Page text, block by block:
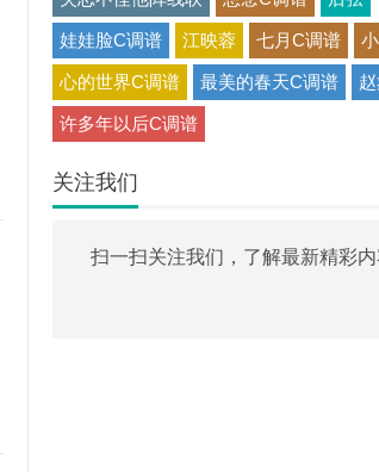
娃娃脸C调谱 江映蓉 七月C调谱
心的世界C调谱 最美的春天C调谱
许多年以后C调谱
关注我们
扫一扫关注我们，了解最新精彩内